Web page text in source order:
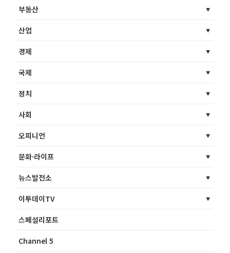
부동산
산업
경제
국제
정치
사회
오피니언
문화·라이프
뉴스발전소
이투데이TV
스페셜리포트
Channel 5